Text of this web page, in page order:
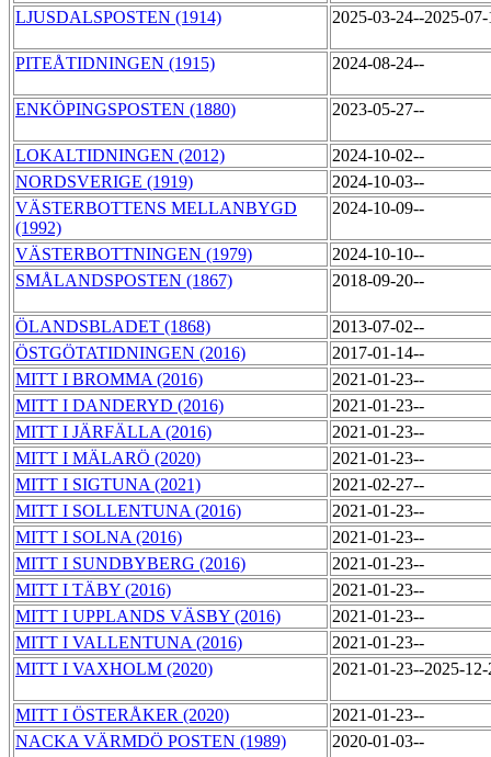
LJUSDALSPOSTEN (1914) 2025-03-24--2025-
PITEÅTIDNINGEN (1915) 2024-08-24--
ENKÖPINGSPOSTEN (1880) 2023-05-27--
LOKALTIDNINGEN (2012)
2024-10-02--
NORDSVERIGE (1919)
2024-10-03--
VÄSTERBOTTENS MELLANBYGD
(1992)
2024-10-09--
VÄSTERBOTTNINGEN (1979)
2024-10-10--
SMÅLANDSPOSTEN (1867)
2018-09-20--
ÖLANDSBLADET (1868)
2013-07-02--
ÖSTGÖTATIDNINGEN (2016)
2017-01-14--
MITT I BROMMA (2016)
2021-01-23--
MITT I DANDERYD (2016)
2021-01-23--
MITT I JÄRFÄLLA (2016)
2021-01-23--
MITT I MÄLARÖ (2020)
2021-01-23--
MITT I SIGTUNA (2021)
2021-02-27--
MITT I SOLLENTUNA (2016)
2021-01-23--
MITT I SOLNA (2016)
2021-01-23--
MITT I SUNDBYBERG (2016)
2021-01-23--
MITT I TÄBY (2016)
2021-01-23--
MITT I UPPLANDS VÄSBY (2016)
2021-01-23--
MITT I VALLENTUNA (2016)
2021-01-23--
MITT I VAXHOLM (2020)
2021-01-23--2025-
MITT I ÖSTERÅKER (2020)
2021-01-23--
NACKA VÄRMDÖ POSTEN (1989)
2020-01-03--